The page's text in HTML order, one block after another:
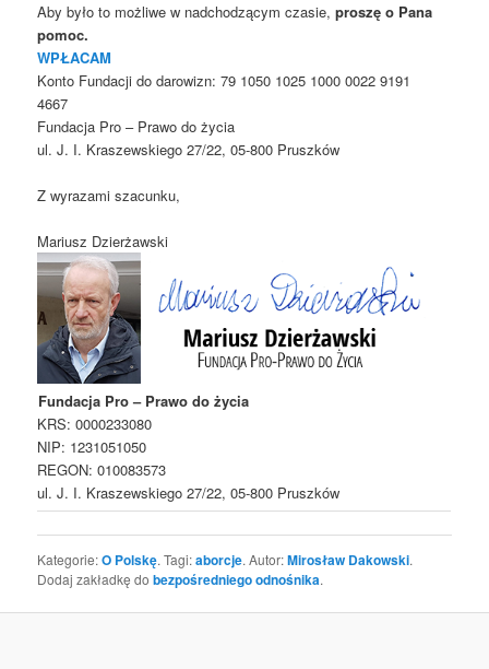
Aby było to możliwe w nadchodzącym czasie,proszę o Pana
pomoc.
WPŁACAM
Konto Fundacji do darowizn: 79 1050 1025 1000 0022 9191
4667
Fundacja Pro – Prawo do życia
ul. J. I. Kraszewskiego 27/22, 05-800 Pruszków
Z wyrazami szacunku,
Mariusz Dzierżawski
Fundacja Pro – Prawo do życia
KRS: 0000233080
NIP: 1231051050
REGON: 010083573
ul. J. I. Kraszewskiego 27/22, 05-800 Pruszków
Kategorie:O Polskę. Tagi:aborcje. Autor:Mirosław Dakowski.
Dodaj zakładkę dobezpośredniego odnośnika.